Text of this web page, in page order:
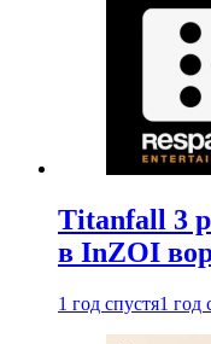
Titanfall 3
в InZOI
1 год спустя1 год